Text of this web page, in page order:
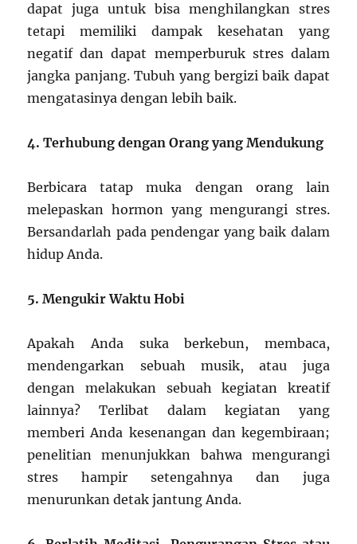
dapat juga untuk bisa menghilangkan stres
tetapi memiliki dampak kesehatan yang
negatif dan dapat memperburuk stres dalam
jangka panjang. Tubuh yang bergizi baik dapat
mengatasinya dengan lebih baik.
4. Terhubung dengan Orang yang Mendukung
Berbicara tatap muka dengan orang lain
melepaskan hormon yang mengurangi stres.
Bersandarlah pada pendengar yang baik dalam
hidup Anda.
5. Mengukir Waktu Hobi
Apakah Anda suka berkebun, membaca,
mendengarkan sebuah musik, atau juga
dengan melakukan sebuah kegiatan kreatif
lainnya? Terlibat dalam kegiatan yang
memberi Anda kesenangan dan kegembiraan;
penelitian menunjukkan bahwa mengurangi
stres hampir setengahnya dan juga
menurunkan detak jantung Anda.